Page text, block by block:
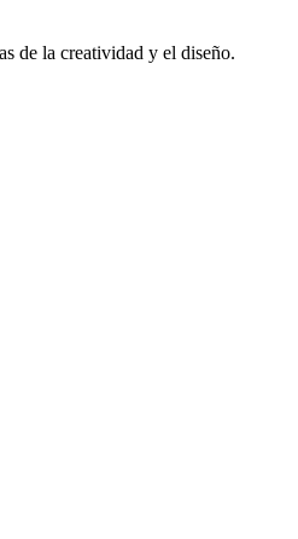
de la creatividad y el diseño.